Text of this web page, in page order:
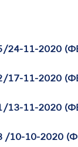
/24-11-2020
/17-11-2020
/13-11-2020
/10-10-2020